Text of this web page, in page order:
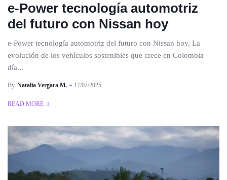
e-Power tecnología automotriz
del futuro con Nissan hoy
e-Power tecnología automotriz del futuro con Nissan hoy, La
evolución de los vehículos sostenibles que crece en Colombia
día...
By Natalia Vergara M. 17/02/2025
READ MORE